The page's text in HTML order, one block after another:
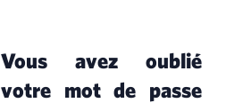
Vous avez oublié
votre mot de passe